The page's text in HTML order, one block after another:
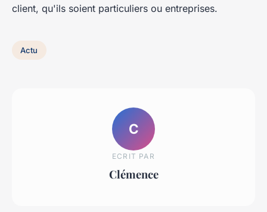
client, qu'ils soient particuliers ou entreprises.
Actu
C
ECRIT PAR
Clémence